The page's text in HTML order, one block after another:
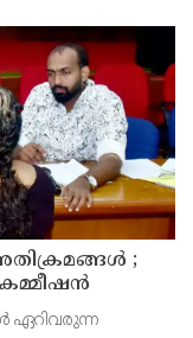
സ്ഥലമുണ്ട്
;
ഏറിവരുന്ന